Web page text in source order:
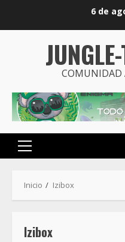
6 de
COMUNIDAD
Menú
Inicio Izibox
Izibox